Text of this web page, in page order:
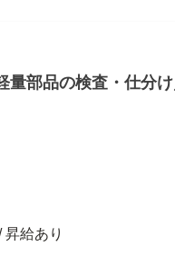
量部品の検査・仕分
昇給あり